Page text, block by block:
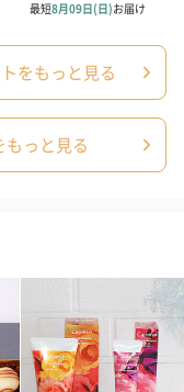
報をもっと見る
もっと見る